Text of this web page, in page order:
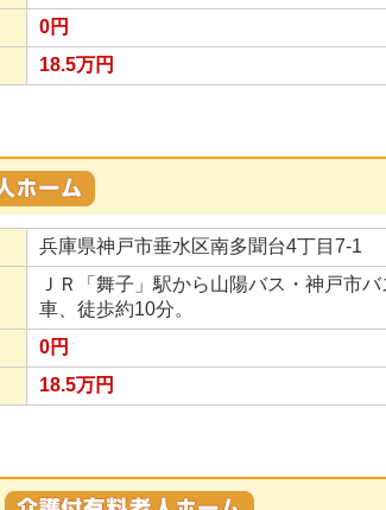
0円
18.5万円
兵庫県神戸市垂水区南多聞台4丁目7-1
ＪＲ「舞子」駅から山陽バス・神戸市
車、徒歩約10分。
0円
18.5万円